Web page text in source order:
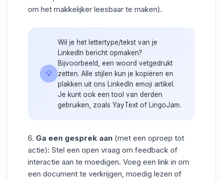
om het makkelijker leesbaar te maken).
💡
Wil je het lettertype/tekst van je
LinkedIn bericht opmaken?
Bijvoorbeeld, een woord vetgedrukt
zetten. Alle stijlen kun je kopiëren en
plakken uit ons LinkedIn emoji artikel.
Je kunt ook een tool van derden
gebruiken, zoals YayText of LingoJam.
6. Ga een gesprek aan (met een oproep tot
actie): Stel een open vraag om feedback of
interactie aan te moedigen. Voeg een link in om
een document te verkrijgen, moedig lezen of